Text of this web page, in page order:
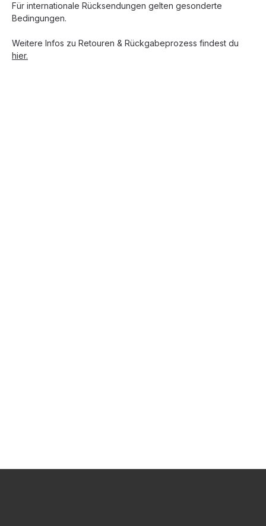
Für internationale Rücksendungen gelten gesonderte
Bedingungen.
Weitere Infos zu Retouren & Rückgabeprozess findest du
hier.